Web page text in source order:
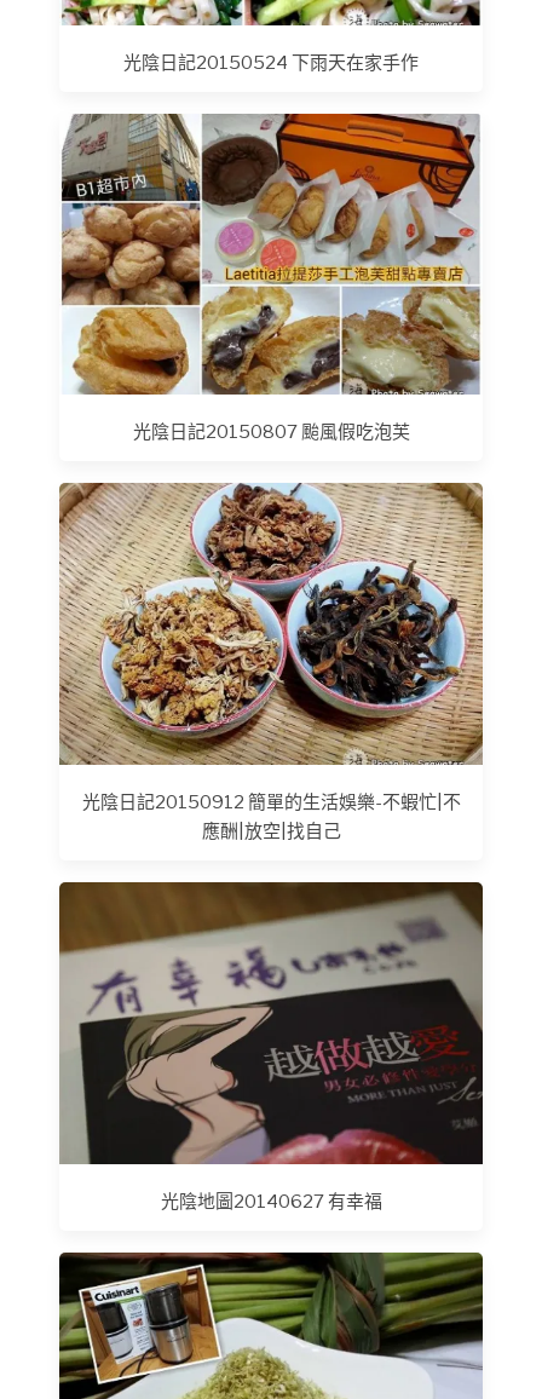
光陰日記20150524 下雨天在家手作
光陰日記20150807 颱風假吃泡芙
光陰日記20150912 簡單的生活娛樂-不蝦忙|不
應酬|放空|找自己
光陰地圖20140627 有幸福